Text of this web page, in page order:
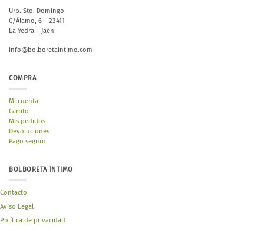
Urb. Sto. Domingo
C/Álamo, 6 – 23411
La Yedra – Jaén
info@bolboretaintimo.com
COMPRA
Mi cuenta
Carrito
Mis pedidos
Devoluciones
Pago seguro
BOLBORETA ÍNTIMO
Contacto
Aviso Legal
Política de privacidad